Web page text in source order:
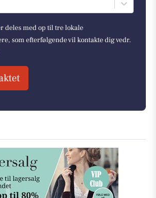
deles med op til tre lokale
som efterfølgende vil kontakte dig vedr.